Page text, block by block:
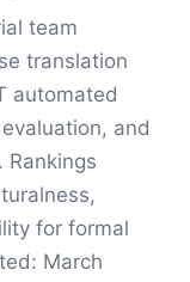
team
translation
automated
and
for formal
March